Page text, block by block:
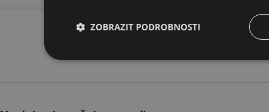
ZOBRAZIT PODROBNOSTI
Nezbytně nutné
Výkonové